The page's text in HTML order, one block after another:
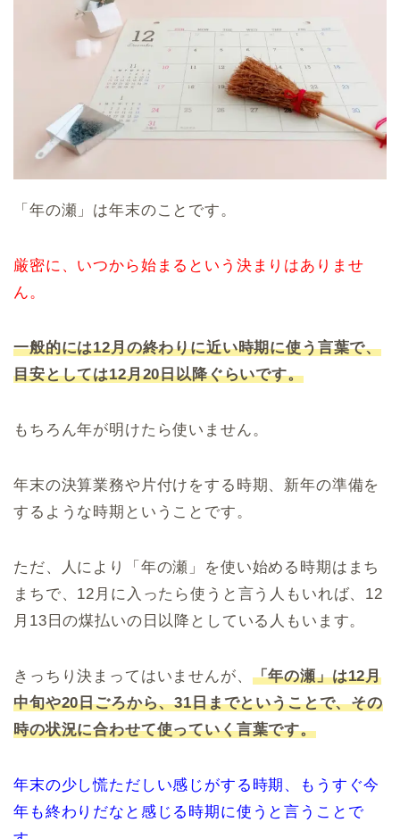
「年の瀬」は年末のことです。
厳密に、いつから始まるという決まりはありませ
ん。
一般的には12月の終わりに近い時期に使う言葉で、
目安としては12月20日以降ぐらいです。
もちろん年が明けたら使いません。
年末の決算業務や片付けをする時期、新年の準備を
するような時期ということです。
ただ、人により「年の瀬」を使い始める時期はまち
まちで、12月に入ったら使うと言う人もいれば、12
月13日の煤払いの日以降としている人もいます。
きっちり決まってはいませんが、 「年の瀬」は12月
中旬や20日ごろから、31日までということで、その
時の状況に合わせて使っていく言葉です。
年末の少し慌ただしい感じがする時期、もうすぐ今
年も終わりだなと感じる時期に使うと言うことで